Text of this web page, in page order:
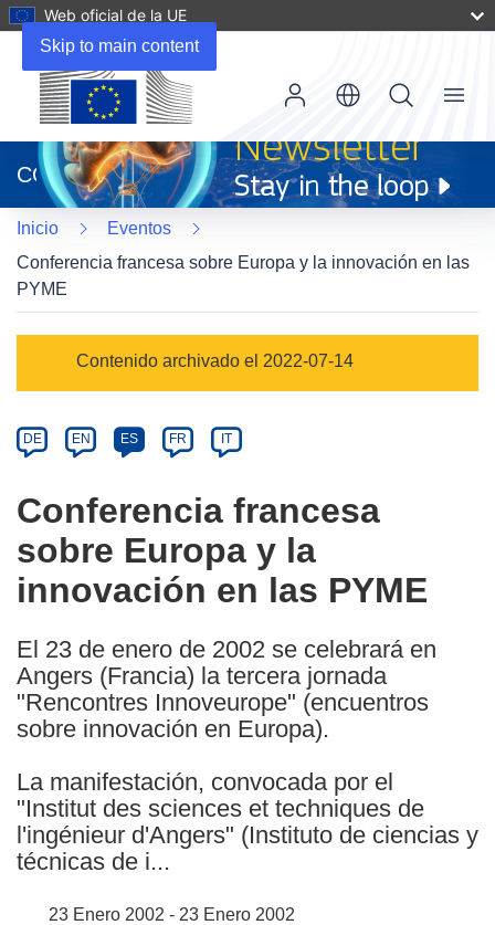
Skip to main content
Web oficial de la UE
abrirá
en
una
nueva
ventana)
CORDIS
Menu
Inicio
Eventos
Conferencia francesa sobre Europa y la innovación en las
PYME
category
Contenido archivado el 2022-07-14
Article
available
the
following
languages:
DE EN ES FR IT
Conferencia francesa
sobre Europa y la
innovación en las PYME
El 23 de enero de 2002 se celebrará en
Angers (Francia) la tercera jornada
"Rencontres Innoveurope" (encuentros
sobre innovación en Europa).
La manifestación, convocada por el
"Institut des sciences et techniques de
l'ingénieur d'Angers" (Instituto de ciencias y
técnicas de i...
23 Enero 2002 - 23 Enero 2002